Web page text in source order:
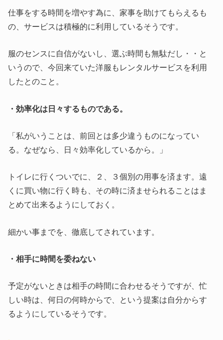
仕事をする時間を増やす為に、家事を助けてもらえるも
の、サービスは積極的に利用しているそうです。
服のセンスに自信がないし、選ぶ時間も無駄だし・・と
いうので、今回来ていた洋服もレンタルサービスを利用
したとのこと。
・効率化は日々するものである。
「私がいうことは、前回とは多少違うものになってい
る。なぜなら、日々効率化しているから。」
トイレに行くついでに、２、３個別の用事を済ます。遠
くに買い物に行く時も、その時に済ませられることはま
とめて出来るようにしておく。
細かい事までを、徹底してされています。
・相手に時間を委ねない
予定がないときは相手の時間に合わせるそうですが、忙
しい時は、何日の何時からで、という提案は自分からす
るようにしているそうです。